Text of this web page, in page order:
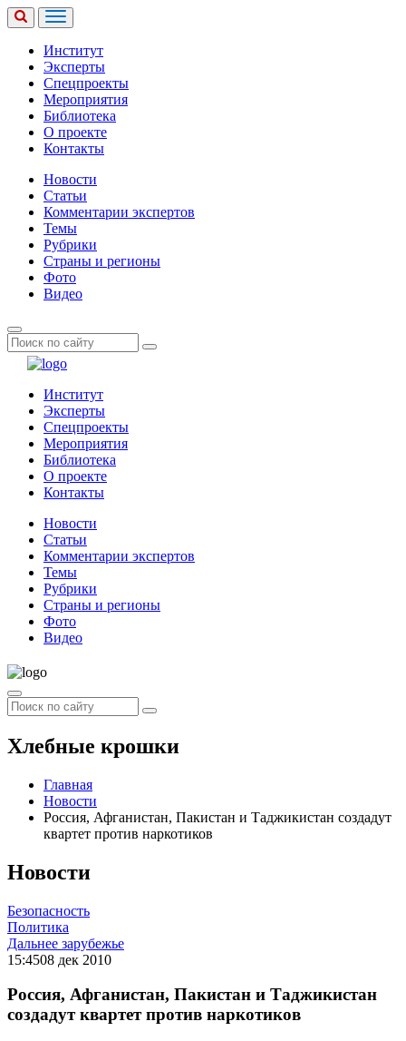
Институт
Эксперты
Спецпроекты
Мероприятия
Библиотека
О проекте
Контакты
Новости
Статьи
Комментарии экспертов
Темы
Рубрики
Страны и регионы
Фото
Видео
Институт
Эксперты
Спецпроекты
Мероприятия
Библиотека
О проекте
Контакты
Новости
Статьи
Комментарии экспертов
Темы
Рубрики
Страны и регионы
Фото
Видео
Хлебные крошки
Главная
Новости
Россия, Афганистан, Пакистан и Таджикистан создадут
квартет против наркотиков
Новости
Безопасность
Политика
Дальнее зарубежье
15:4508 дек 2010
Россия, Афганистан, Пакистан и Таджикистан
создадут квартет против наркотиков